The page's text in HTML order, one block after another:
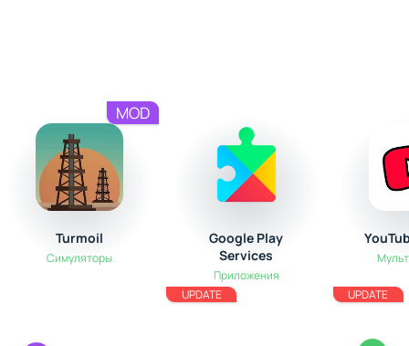
Turmoil
Симуляторы
MOD
Google Play
Services
Приложения
UPDATE
UPDATE